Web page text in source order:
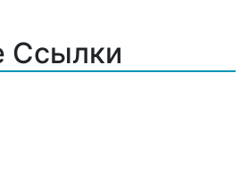
Ссылки